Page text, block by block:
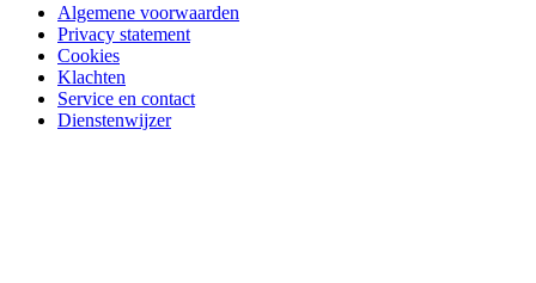
Algemene voorwaarden
Privacy statement
Cookies
Klachten
Service en contact
Dienstenwijzer